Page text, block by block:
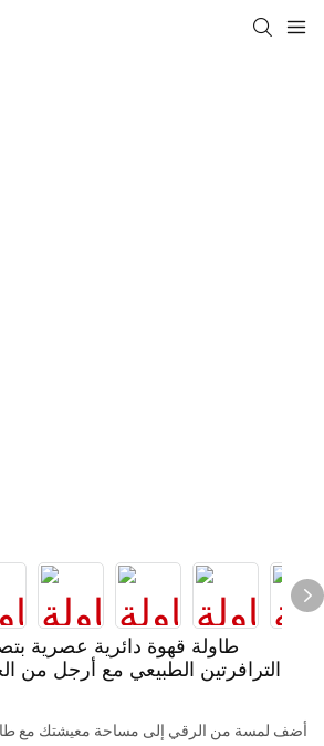
طاولة قهوة دائرية عصرية
الترافرتين الطبيعي مع أرجل من
أضف لمسة من الرقي إلى مساحة معيشتك مع